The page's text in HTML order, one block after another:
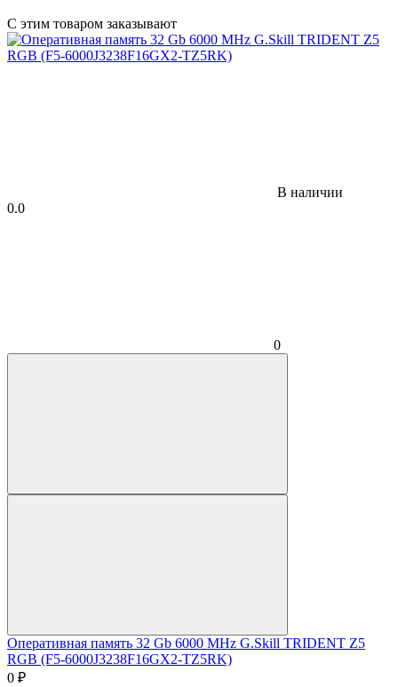
С этим товаром заказывают
В наличии
0.0
0
Оперативная память 32 Gb 6000 MHz G.Skill TRIDENT Z5
RGB (F5-6000J3238F16GX2-TZ5RK)
0 ₽